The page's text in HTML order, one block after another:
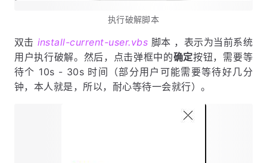
执行破解脚本
双击 install-current-user.vbs 脚本 ，表示为当前系统
用户执行破解。然后，点击弹框中的确定按钮，需要等
待个 10s - 30s 时间（部分用户可能需要等待好几分
钟，本人就是，所以，耐心等待一会就行）。